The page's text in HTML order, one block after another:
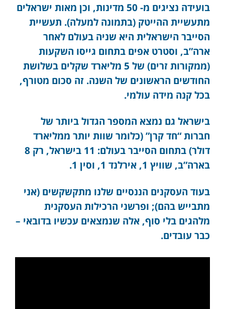
בועידה נציגים מ- 50 מדינות, וכן מאות ישראלים
מתעשיית ההייטק (בתמונה למעלה). תעשיית
הסייבר הישראלית היא שניה בעולם לאחר
ארה”ב, וסטרט אפים בתחום גייסו השקעות
(ממקורות זרים) של 5 מליארד שקלים בשלושת
החודשים הראשונים של השנה. זה סכום מטורף,
בכל קנה מידה עולמי.
בישראל גם נמצא המספר הגדול ביותר של
חברות “חד קרן” (כלומר שוות יותר ממליארד
דולר) בתחום הסייבר בעולם: 11 בישראל, רק 8
בארה”ב, שוויץ 1, אירלנד 1, וסין 1.
בעוד העסקנים הננסיים שלנו מתקשקשים (אני
מתבייש בהם); ופרשני הרכילות העסקנית
מלהגים בלי סוף, אלה שנמצאים עכשיו בדובאי –
כבר עובדים.